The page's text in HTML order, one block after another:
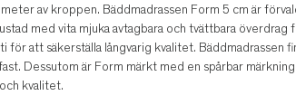
av kroppen. Bäddmadrassen Form 5 cm är
med vita mjuka avtagbara och tvättbara
för att säkerställa långvarig kvalitet. Bäddmadrassen
Dessutom är Form märkt med en spårbar
kvalitet.